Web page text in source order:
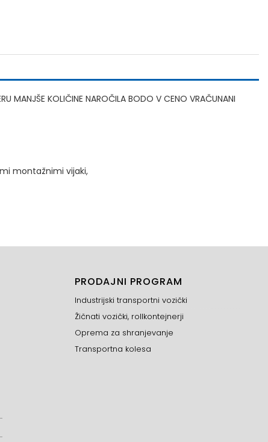
MANJŠE KOLIČINE NAROČILA BODO V CENO VRAČUNANI
montažnimi vijaki,
PRODAJNI PROGRAM
Industrijski transportni vozički
Žičnati vozički, rollkontejnerji
Oprema za shranjevanje
Transportna kolesa